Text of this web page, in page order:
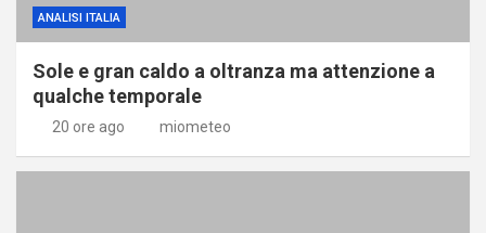
ANALISI ITALIA
Sole e gran caldo a oltranza ma attenzione a
qualche temporale
20 ore ago miometeo